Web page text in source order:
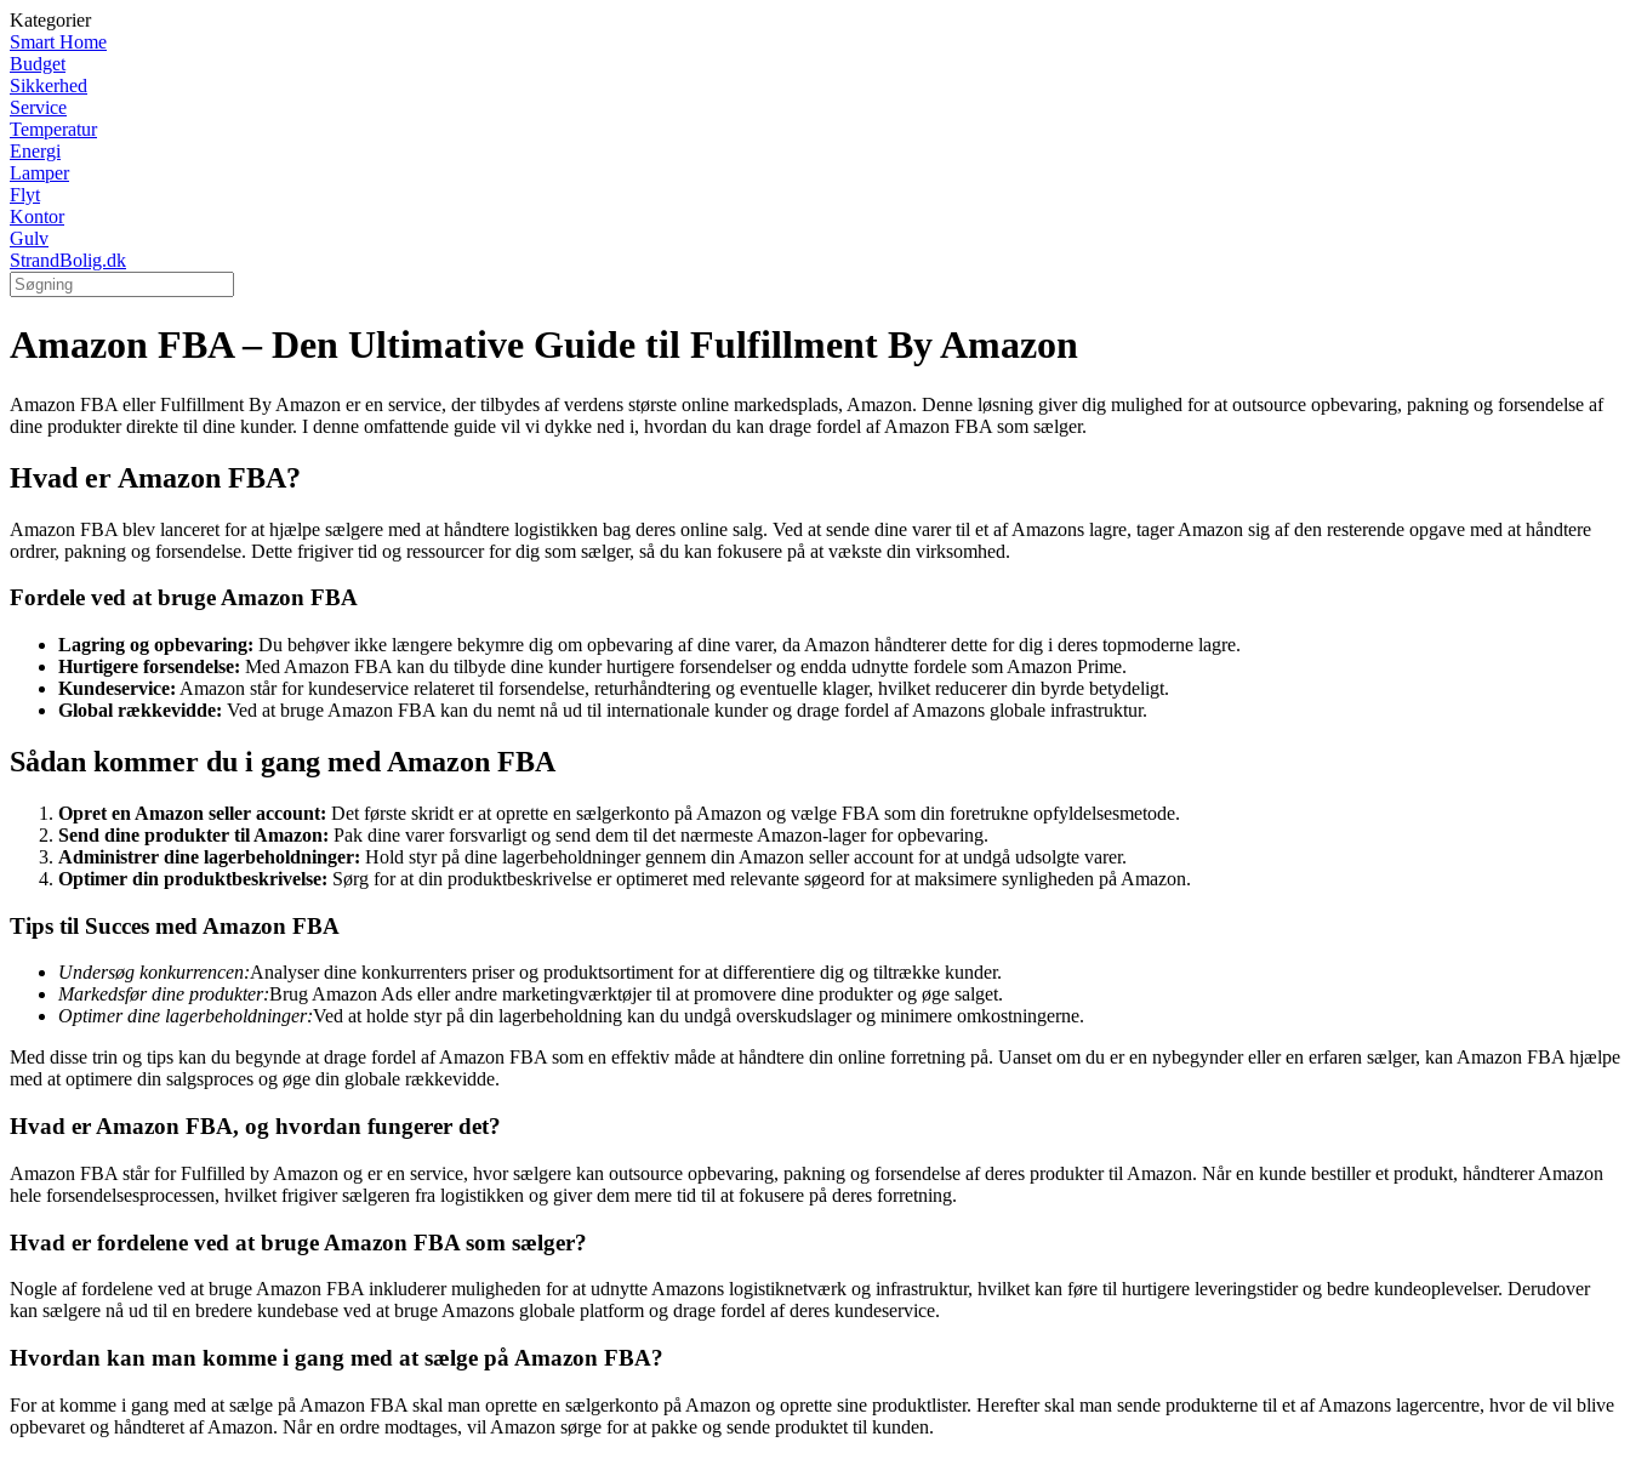
Kategorier
Smart Home
Budget
Sikkerhed
Service
Temperatur
Energi
Lamper
Flyt
Kontor
Gulv
StrandBolig.dk
Amazon FBA – Den Ultimative Guide til Fulfillment By Amazon
Amazon FBA eller Fulfillment By Amazon er en service, der tilbydes af verdens største online markedsplads, Amazon. Denne løsning giver dig mulighed for at outsource opbevaring, pakning og forsendelse af
dine produkter direkte til dine kunder. I denne omfattende guide vil vi dykke ned i, hvordan du kan drage fordel af Amazon FBA som sælger.
Hvad er Amazon FBA?
Amazon FBA blev lanceret for at hjælpe sælgere med at håndtere logistikken bag deres online salg. Ved at sende dine varer til et af Amazons lagre, tager Amazon sig af den resterende opgave med at håndtere
ordrer, pakning og forsendelse. Dette frigiver tid og ressourcer for dig som sælger, så du kan fokusere på at vækste din virksomhed.
Fordele ved at bruge Amazon FBA
Lagring og opbevaring: Du behøver ikke længere bekymre dig om opbevaring af dine varer, da Amazon håndterer dette for dig i deres topmoderne lagre.
Hurtigere forsendelse: Med Amazon FBA kan du tilbyde dine kunder hurtigere forsendelser og endda udnytte fordele som Amazon Prime.
Kundeservice: Amazon står for kundeservice relateret til forsendelse, returhåndtering og eventuelle klager, hvilket reducerer din byrde betydeligt.
Global rækkevidde: Ved at bruge Amazon FBA kan du nemt nå ud til internationale kunder og drage fordel af Amazons globale infrastruktur.
Sådan kommer du i gang med Amazon FBA
Opret en Amazon seller account: Det første skridt er at oprette en sælgerkonto på Amazon og vælge FBA som din foretrukne opfyldelsesmetode.
Send dine produkter til Amazon: Pak dine varer forsvarligt og send dem til det nærmeste Amazon-lager for opbevaring.
Administrer dine lagerbeholdninger: Hold styr på dine lagerbeholdninger gennem din Amazon seller account for at undgå udsolgte varer.
Optimer din produktbeskrivelse: Sørg for at din produktbeskrivelse er optimeret med relevante søgeord for at maksimere synligheden på Amazon.
Tips til Succes med Amazon FBA
Undersøg konkurrencen:Analyser dine konkurrenters priser og produktsortiment for at differentiere dig og tiltrække kunder.
Markedsfør dine produkter:Brug Amazon Ads eller andre marketingværktøjer til at promovere dine produkter og øge salget.
Optimer dine lagerbeholdninger:Ved at holde styr på din lagerbeholdning kan du undgå overskudslager og minimere omkostningerne.
Med disse trin og tips kan du begynde at drage fordel af Amazon FBA som en effektiv måde at håndtere din online forretning på. Uanset om du er en nybegynder eller en erfaren sælger, kan Amazon FBA hjælpe
med at optimere din salgsproces og øge din globale rækkevidde.
Hvad er Amazon FBA, og hvordan fungerer det?
Amazon FBA står for Fulfilled by Amazon og er en service, hvor sælgere kan outsource opbevaring, pakning og forsendelse af deres produkter til Amazon. Når en kunde bestiller et produkt, håndterer Amazon
hele forsendelsesprocessen, hvilket frigiver sælgeren fra logistikken og giver dem mere tid til at fokusere på deres forretning.
Hvad er fordelene ved at bruge Amazon FBA som sælger?
Nogle af fordelene ved at bruge Amazon FBA inkluderer muligheden for at udnytte Amazons logistiknetværk og infrastruktur, hvilket kan føre til hurtigere leveringstider og bedre kundeoplevelser. Derudover
kan sælgere nå ud til en bredere kundebase ved at bruge Amazons globale platform og drage fordel af deres kundeservice.
Hvordan kan man komme i gang med at sælge på Amazon FBA?
For at komme i gang med at sælge på Amazon FBA skal man oprette en sælgerkonto på Amazon og oprette sine produktlister. Herefter skal man sende produkterne til et af Amazons lagercentre, hvor de vil blive
opbevaret og håndteret af Amazon. Når en ordre modtages, vil Amazon sørge for at pakke og sende produktet til kunden.